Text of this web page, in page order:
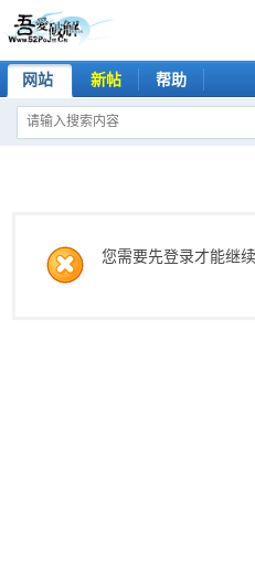
网站 新帖 帮助
您需要先登录才能继